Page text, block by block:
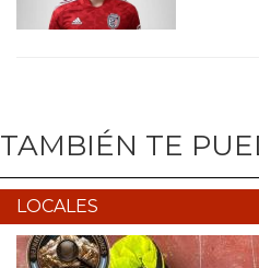
TAMBIÉN TE
LOCALES